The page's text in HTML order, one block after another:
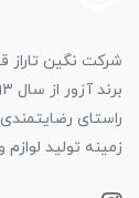
شرکت نگین تاراز
راستای
زمینه تولید